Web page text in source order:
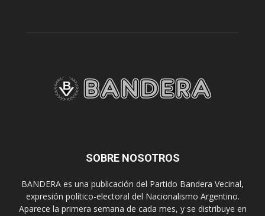
SOBRE NOSOTROS
BANDERA es una publicación del Partido Bandera Vecinal,
expresión político-electoral del Nacionalismo Argentino.
Aparece la primera semana de cada mes, y se distribuye en